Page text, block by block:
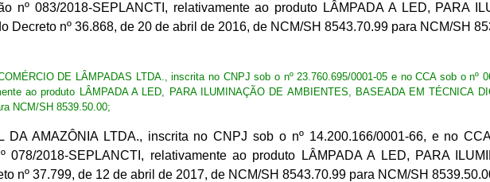
nº 083/2018-SEPLANCTI, relativamente ao produto LÂMPADA A LED, PARA
Decreto nº 36.868, de 20 de abril de 2016, de NCM/SH 8543.70.99 para NCM/SH
DE LÂMPADAS LTDA., inscrita no CNPJ sob o nº 23.760.695/0001-05 e no CCA sob o nº
ao produto LÂMPADA A LED, PARA ILUMINAÇÃO DE AMBIENTES, BASEADA EM TÉCNICA
NCM/SH 8539.50.00;
DA AMAZÔNIA LTDA., inscrita no CNPJ sob o nº 14.200.166/0001-66, e no
078/2018-SEPLANCTI, relativamente ao produto LÂMPADA A LED, PARA
nº 37.799, de 12 de abril de 2017, de NCM/SH 8543.70.99 para NCM/SH